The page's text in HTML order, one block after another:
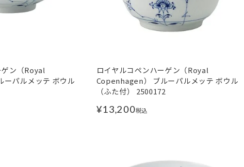
ン（Royal
パルメッテ ボウル
ロイヤルコペンハーゲン（Royal
Copenhagen） ブルーパルメッテ ボウル
（ふた付） 2500172
¥13,200税込